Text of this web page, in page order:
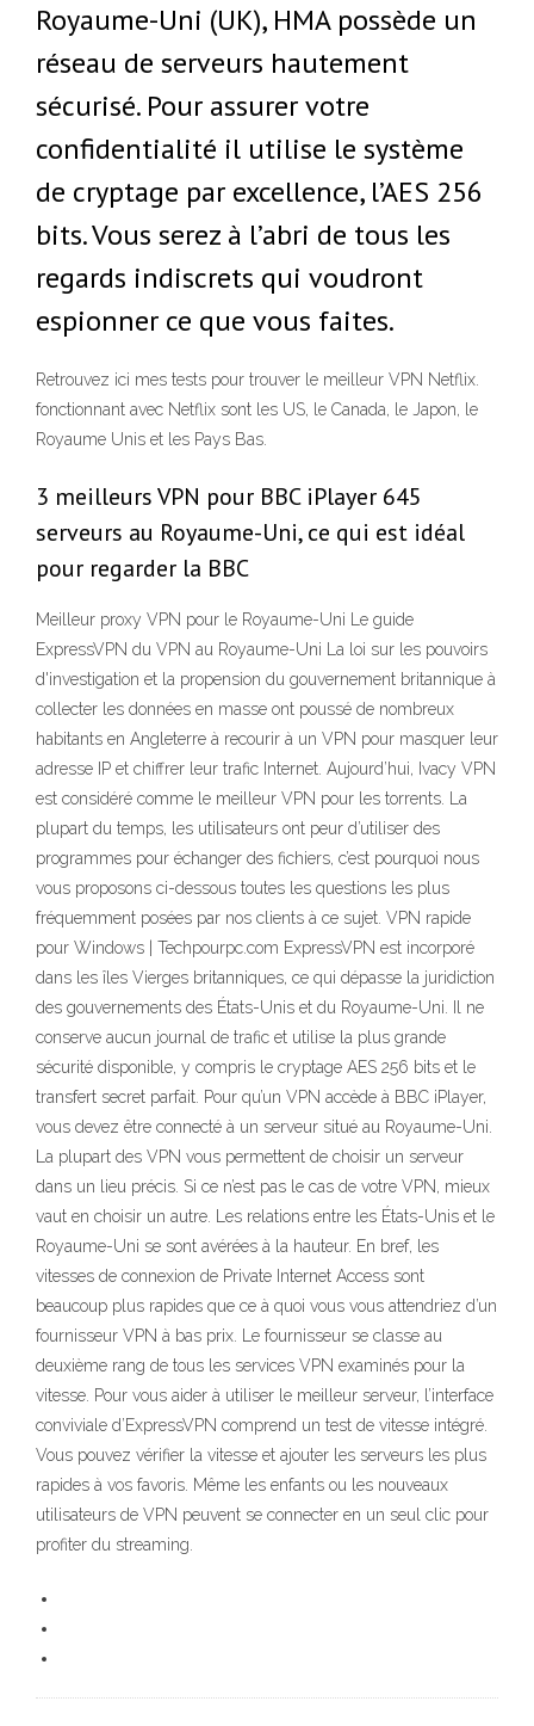
Royaume-Uni (UK), HMA possède un
réseau de serveurs hautement
sécurisé. Pour assurer votre
confidentialité il utilise le système
de cryptage par excellence, l’AES 256
bits. Vous serez à l’abri de tous les
regards indiscrets qui voudront
espionner ce que vous faites.
Retrouvez ici mes tests pour trouver le meilleur VPN Netflix.
fonctionnant avec Netflix sont les US, le Canada, le Japon, le
Royaume Unis et les Pays Bas.
3 meilleurs VPN pour BBC iPlayer 645
serveurs au Royaume-Uni, ce qui est idéal
pour regarder la BBC
Meilleur proxy VPN pour le Royaume-Uni Le guide
ExpressVPN du VPN au Royaume-Uni La loi sur les pouvoirs
d'investigation et la propension du gouvernement britannique à
collecter les données en masse ont poussé de nombreux
habitants en Angleterre à recourir à un VPN pour masquer leur
adresse IP et chiffrer leur trafic Internet. Aujourd’hui, Ivacy VPN
est considéré comme le meilleur VPN pour les torrents. La
plupart du temps, les utilisateurs ont peur d’utiliser des
programmes pour échanger des fichiers, c’est pourquoi nous
vous proposons ci-dessous toutes les questions les plus
fréquemment posées par nos clients à ce sujet. VPN rapide
pour Windows | Techpourpc.com ExpressVPN est incorporé
dans les îles Vierges britanniques, ce qui dépasse la juridiction
des gouvernements des États-Unis et du Royaume-Uni. Il ne
conserve aucun journal de trafic et utilise la plus grande
sécurité disponible, y compris le cryptage AES 256 bits et le
transfert secret parfait. Pour qu’un VPN accède à BBC iPlayer,
vous devez être connecté à un serveur situé au Royaume-Uni.
La plupart des VPN vous permettent de choisir un serveur
dans un lieu précis. Si ce n’est pas le cas de votre VPN, mieux
vaut en choisir un autre. Les relations entre les États-Unis et le
Royaume-Uni se sont avérées à la hauteur. En bref, les
vitesses de connexion de Private Internet Access sont
beaucoup plus rapides que ce à quoi vous vous attendriez d’un
fournisseur VPN à bas prix. Le fournisseur se classe au
deuxième rang de tous les services VPN examinés pour la
vitesse. Pour vous aider à utiliser le meilleur serveur, l’interface
conviviale d’ExpressVPN comprend un test de vitesse intégré.
Vous pouvez vérifier la vitesse et ajouter les serveurs les plus
rapides à vos favoris. Même les enfants ou les nouveaux
utilisateurs de VPN peuvent se connecter en un seul clic pour
profiter du streaming.